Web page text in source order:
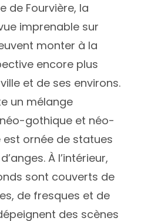
de Fourvière, la
imprenable sur
monter à la
encore plus
et de ses environs.
un mélange
gothique et néo-
ornée de statues
À l’intérieur,
sont couverts de
de fresques et de
des scènes